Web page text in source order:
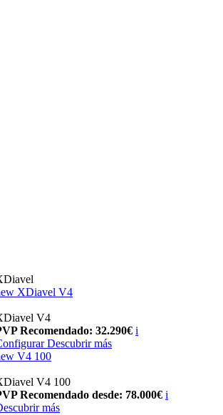
XDiavel V4
V4
Recomendado: 32.290€ i
Descubrir más
V4 100
V4 100
Recomendado desde: 78.000€ i
más